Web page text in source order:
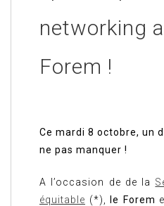
networking
Forem !
Ce mardi 8 octobre, un
ne pas manquer !
A l’occasion de de la
équitable (*), le Forem